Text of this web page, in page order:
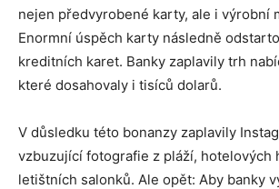
nejen předvyrobené karty, ale i výrobní
Enormní úspěch karty následně
kreditních karet. Banky zaplavily trh
které dosahovaly i tisíců dolarů.
V důsledku této bonanzy zaplavily
vzbuzující fotografie z pláží, hotelových
letištních salonků. Ale opět: Aby banky